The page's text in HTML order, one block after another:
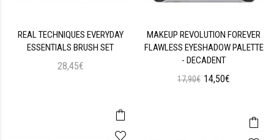
REAL TECHNIQUES EVERYDAY
ESSENTIALS BRUSH SET
28,45€
MAKEUP REVOLUTION FOREVER
FLAWLESS EYESHADOW PALETTE
- DECADENT
17,90€ 14,50€